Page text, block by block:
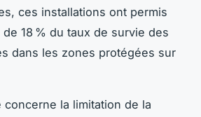
ces installations ont permis
18 % du taux de survie des
dans les zones protégées sur
concerne la limitation de la